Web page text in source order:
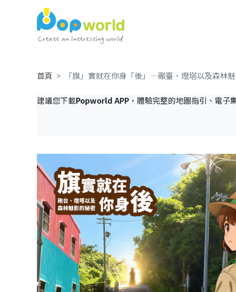
首頁 「旗」實就在你身「後」—礮臺、燈塔以及森林
建議您下載Popworld APP，體驗完整的地圖指引、電子